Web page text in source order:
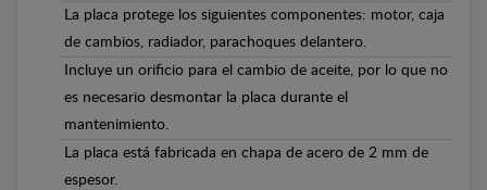
La placa protege los siguientes componentes: motor, caja
de cambios, radiador, parachoques delantero.
Incluye un orificio para el cambio de aceite, por lo que no
es necesario desmontar la placa durante el
mantenimiento.
La placa está fabricada en chapa de acero de 2 mm de
espesor.